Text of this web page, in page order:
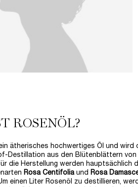
ROSENÖL?
ätherisches hochwertiges Öl und wird
Destillation aus den Blütenblättern von
die Herstellung werden hauptsächlich
Rosa Centifoliaund
Rosa
einen Liter Rosenöl zu destillieren,